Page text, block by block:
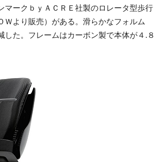
ークｂｙＡＣＲＥ社製のロレータ型歩行
より販売）がある。滑らかなフォルム
た。フレームはカーボン製で本体が４.８